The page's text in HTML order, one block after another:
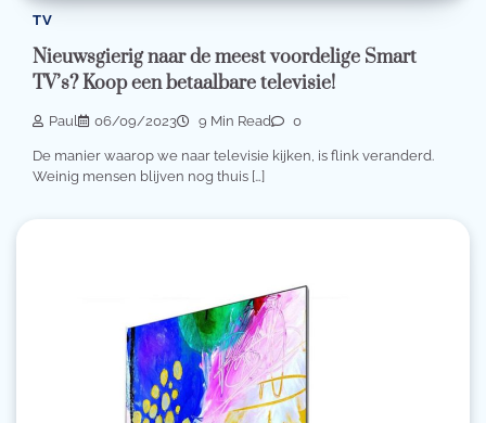
TV
Nieuwsgierig naar de meest voordelige Smart
TV’s? Koop een betaalbare televisie!
Paul 06/09/2023 9 Min Read 0
De manier waarop we naar televisie kijken, is flink veranderd.
Weinig mensen blijven nog thuis […]